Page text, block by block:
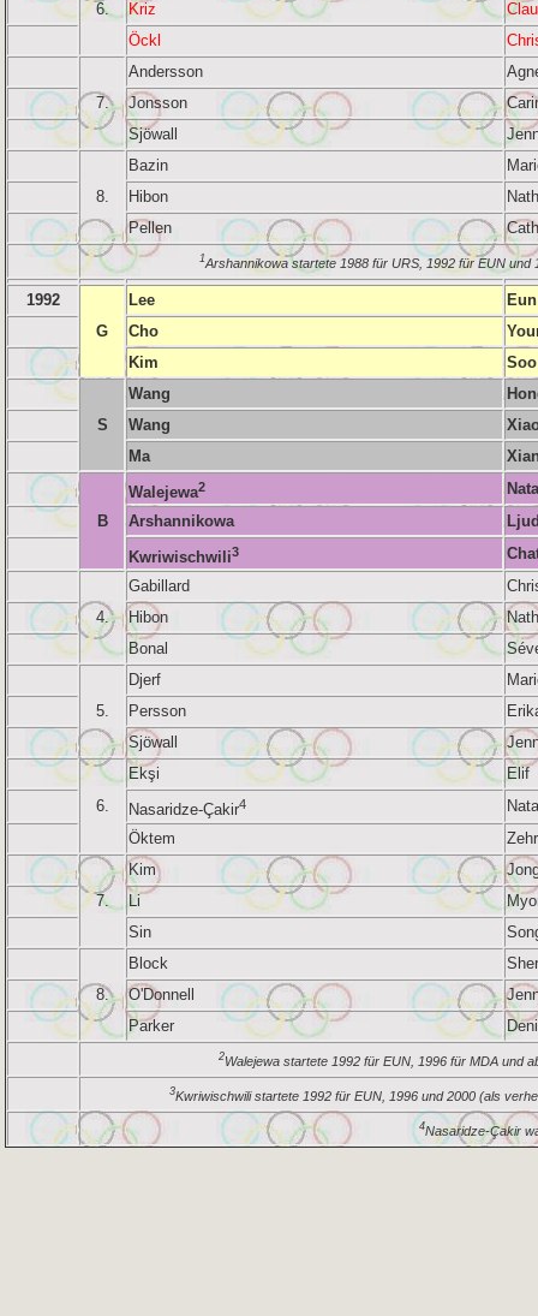
6.
Kriz
Öckl
7.
Andersson
Jonsson
Sjöwall
8.
Bazin
Hibon
Pellen
1Arshannikowa startete 1988 für URS, 1992 für EUN
1992
G
Lee
Cho
Kim
S
Wang
Wang
Ma
B
Walejewa2
Arshannikowa
Kwriwischwili3
4.
Gabillard
Hibon
Bonal
5.
Djerf
Persson
Sjöwall
6.
Ekşi Elif
Nasaridze-Çakir4
Öktem
7.
Kim
Li
Sin
8.
Block
O'Donnell
Parker
2Walejewa startete 1992 für EUN, 1996 für MDA und
3Kwriwischwili startete 1992 für EUN, 1996 und 2000 (als
4Nasaridze-Çakir